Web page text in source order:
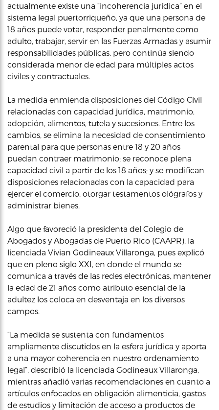
actualmente existe una “incoherencia jurídica” en el
sistema legal puertorriqueño, ya que una persona de
18 años puede votar, responder penalmente como
adulto, trabajar, servir en las Fuerzas Armadas y asumir
responsabilidades públicas, pero continúa siendo
considerada menor de edad para múltiples actos
civiles y contractuales.
La medida enmienda disposiciones del Código Civil
relacionadas con capacidad jurídica, matrimonio,
adopción, alimentos, tutela y sucesiones. Entre los
cambios, se elimina la necesidad de consentimiento
parental para que personas entre 18 y 20 años
puedan contraer matrimonio; se reconoce plena
capacidad civil a partir de los 18 años; y se modifican
disposiciones relacionadas con la capacidad para
ejercer el comercio, otorgar testamentos ológrafos y
administrar bienes.
Algo que favoreció la presidenta del Colegio de
Abogados y Abogadas de Puerto Rico (CAAPR), la
licenciada Vivian Godineaux Villaronga, pues explicó
que en pleno siglo XXI, en donde el mundo se
comunica a través de las redes electrónicas, mantener
la edad de 21 años como atributo esencial de la
adultez los coloca en desventaja en los diversos
campos.
“La medida se sustenta con fundamentos
ampliamente discutidos en la esfera jurídica y aporta
a una mayor coherencia en nuestro ordenamiento
legal”, describió la licenciada Godineaux Villaronga,
mientras añadió varias recomendaciones en cuanto a
artículos enfocados en obligación alimenticia, gastos
de estudios y limitación de acceso a productos de